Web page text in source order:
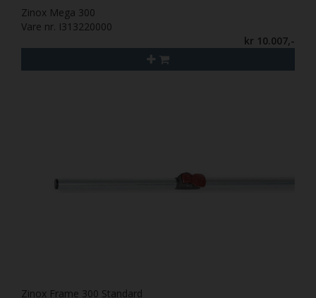
Zinox Mega 300
Vare nr. I313220000
kr 10.007,-
Zinox Frame 300 Standard